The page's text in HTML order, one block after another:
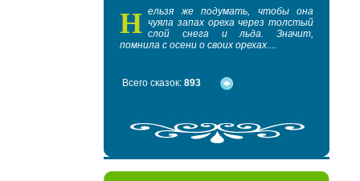
Н ельзя же подумать, чтобы она
чуяла запах ореха через толстый
слой снега и льда. Значит,
помнила с осени о своих орехах....
Всего сказок: 893